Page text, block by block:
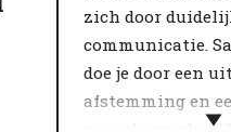
zich door
communicatie.
doe je door een
afstemming en